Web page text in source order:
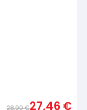
28,90€27,46€